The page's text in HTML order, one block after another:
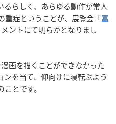
るらしく、あらゆる動作が常人
重症ということが、展覧会「冨
メントにて明らかとなりまし
画を描くことができなかった
を当て、仰向けに寝転ぶよう
とです。